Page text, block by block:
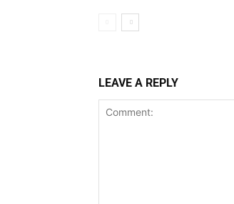
LEAVE A REPLY